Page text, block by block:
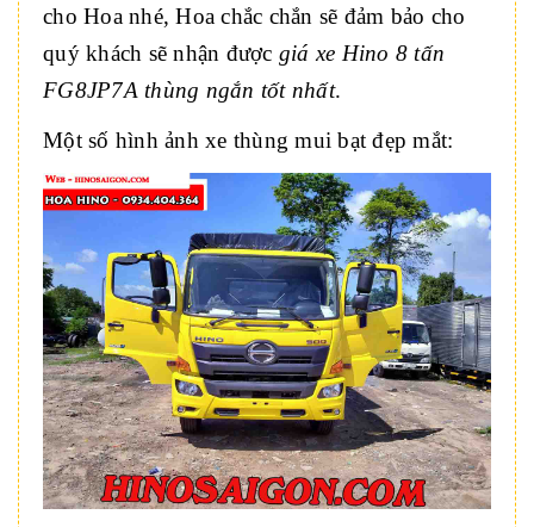
cho Hoa nhé, Hoa chắc chắn sẽ đảm bảo cho
quý khách sẽ nhận được giá xe Hino 8 tấn
FG8JP7A thùng ngắn tốt nhất.
Một số hình ảnh xe thùng mui bạt đẹp mắt: